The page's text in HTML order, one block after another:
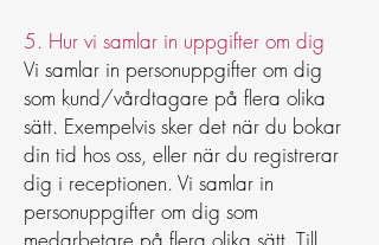
5. Hur vi samlar in uppgifter om dig
Vi samlar in personuppgifter om dig
som kund/vårdtagare på flera olika
sätt. Exempelvis sker det när du bokar
din tid hos oss, eller när du registrerar
dig i receptionen. Vi samlar in
personuppgifter om dig som